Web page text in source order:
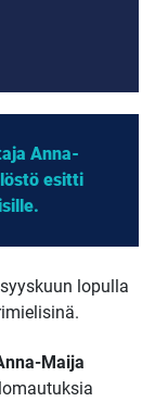
Anna-
esitti
lopulla
Maija